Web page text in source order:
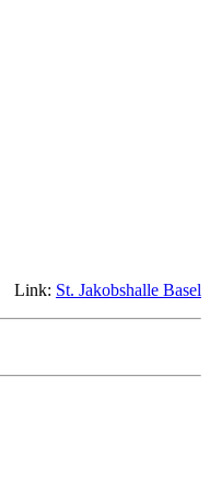
Link: St. Jakobshalle Basel